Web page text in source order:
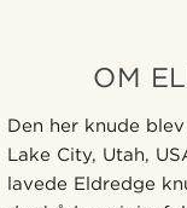
OM
Den her knude
Lake City, Utah,
lavede Eldredge